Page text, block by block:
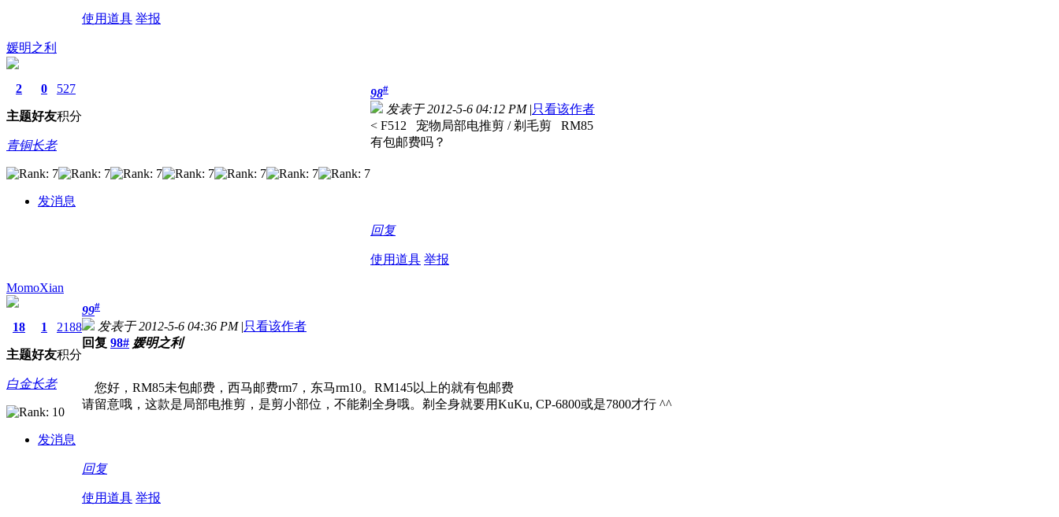
使用道具 举报
媛明之利
2
主题
0
好友
527
积分
青铜长老
发消息
98#
发表于 2012-5-6 04:12 PM |只看该作者
< F512 宠物局部电推剪 / 剃毛剪 RM85
有包邮费吗？
回复
使用道具 举报
MomoXian
18
主题
1
好友
2188
积分
白金长老
发消息
99#
发表于 2012-5-6 04:36 PM |只看该作者
回复 98# 媛明之利
您好，RM85未包邮费，西马邮费rm7，东马rm10。RM145以上的就有包邮费
请留意哦，这款是局部电推剪，是剪小部位，不能剃全身哦。剃全身就要用KuKu, CP-6800或是7800才行 ^^
回复
使用道具 举报